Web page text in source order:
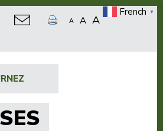
A A A
French ▼